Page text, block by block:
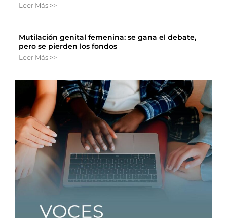
Leer Más >>
Mutilación genital femenina: se gana el debate,
pero se pierden los fondos
Leer Más >>